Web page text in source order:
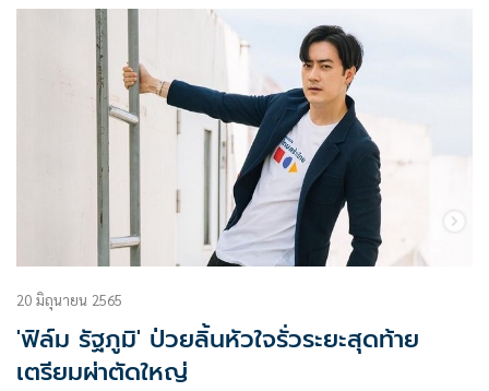
20 มิถุนายน 2565
'ฟิล์ม รัฐภูมิ' ป่วยลิ้นหัวใจรั่วระยะสุดท้าย
เตรียมผ่าตัดใหญ่